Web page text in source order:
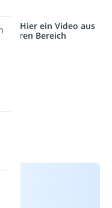
Hier ein Video aus
Bereich